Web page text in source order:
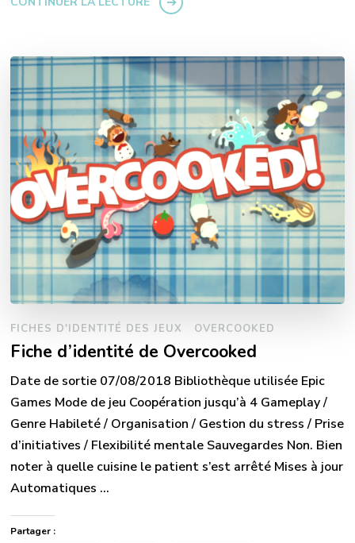
FICHES D'IDENTITÉ DES JEUX OVERCOOKED
Fiche d’identité de Overcooked
Date de sortie 07/08/2018 Bibliothèque utilisée Epic
Games Mode de jeu Coopération jusqu’à 4 Gameplay /
Genre Habileté / Organisation / Gestion du stress / Prise
d’initiatives / Flexibilité mentale Sauvegardes Non. Bien
noter à quelle cuisine le patient s’est arrêté Mises à jour
Automatiques …
Partager :